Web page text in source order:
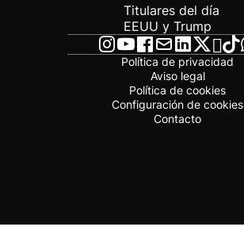
Titulares del día
EEUU y Trump
Política de privacidad
Aviso legal
Política de cookies
Configuración de cookies
Contacto